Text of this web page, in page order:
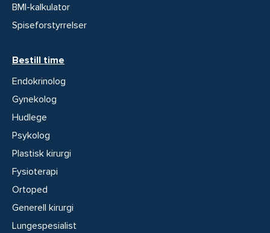
BMI-kalkulator
Spiseforstyrrelser
Bestill time
Endokrinolog
Gynekolog
Hudlege
Psykolog
Plastisk kirurgi
Fysioterapi
Ortoped
Generell kirurgi
Lungespesialist